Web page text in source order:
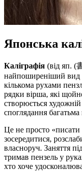
Японська
Каліграфія (від яп.
найпоширеніший вид
кількома рухами
рядки вірша, які
створюється
споглядання
Це не просто «писати
зосередитися,
власноруч. Заняття
тримав пензель у
хто хоче